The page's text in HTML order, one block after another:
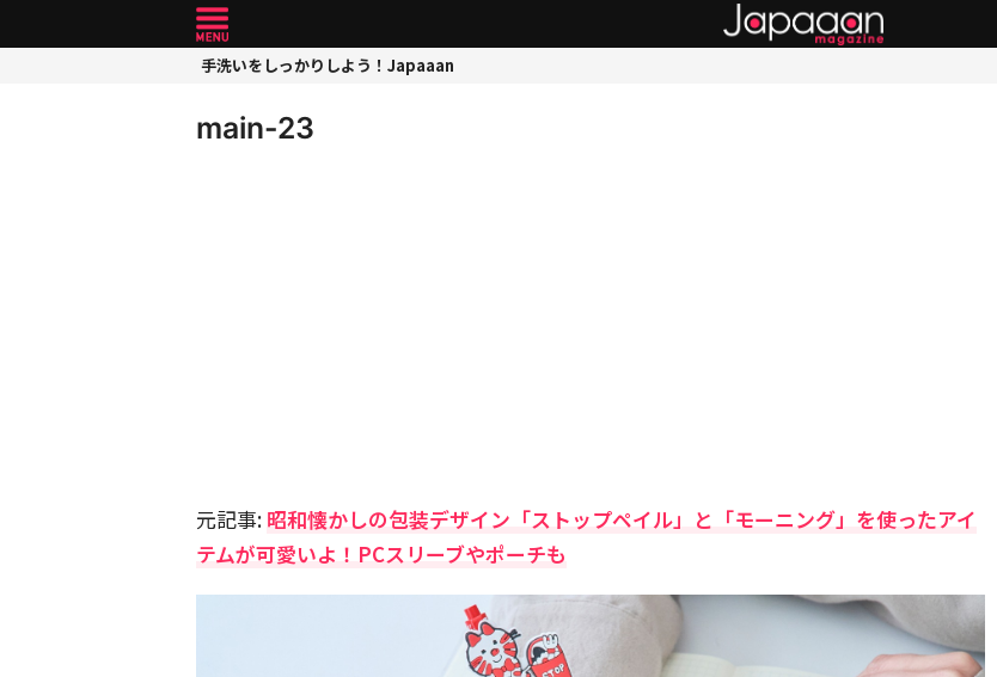
手洗いをしっかりしよう！Japaaan
main-23
元記事: 昭和懐かしの包装デザイン「ストップペイル」と「モーニング」を使ったアイ
テムが可愛いよ！PCスリーブやポーチも